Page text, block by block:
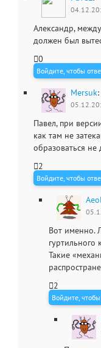
Александр,
должен был
0
Войдите, чтобы
Mersuk:
Павел, при
как там не
образоваться
2
Войдите, чтобы
Вот именно.
гуртильного
Такие
2
Войдите,